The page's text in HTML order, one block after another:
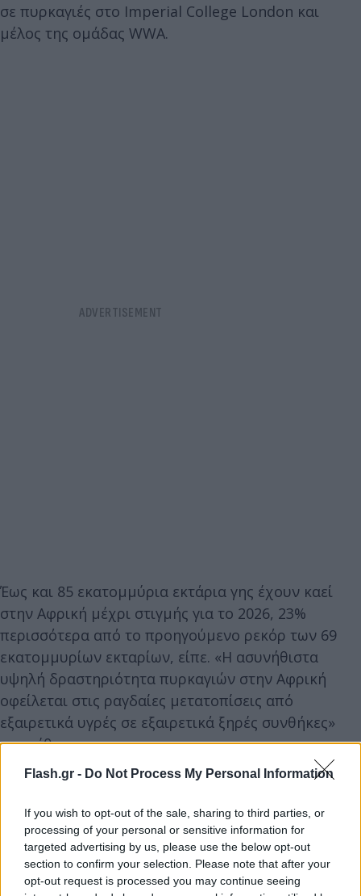
Flash.gr - Do Not Process My Personal Information
If you wish to opt-out of the sale, sharing to third parties, or
processing of your personal or sensitive information for
targeted advertising by us, please use the below opt-out
section to confirm your selection. Please note that after your
opt-out request is processed you may continue seeing
σε πυρκαγιές στο Imperial College London και
μέλος της ομάδας WWA.
Έως και 85 εκατομμύρια εκτάρια γης έχουν καεί
στην Αφρική μέχρι στιγμής για το 2026, 23%
περισσότερα από το προηγούμενο ρεκόρ των 69
εκατομμυρίων εκταρίων, είπε. «Η ασυνήθιστα
υψηλή δραστηριότητα πυρκαγιών στην Αφρική
οφείλεται στις ραγδαίες μετατοπίσεις από
εξαιρετικά υγρές σε εξαιρετικά ξηρές συνθήκες»
προσέθεσε.
βλάστηση σε αντίθεση με την προηγούμενη
καλλιεργητική περίοδο, δημιουργώντας αφθονία
καύσιμων υλικών που είναι ικανά να
τροφοδοτήσουν τις πυρκαγιές στη σαβάνα οι